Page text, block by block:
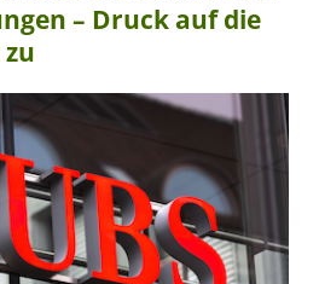
– Druck auf die